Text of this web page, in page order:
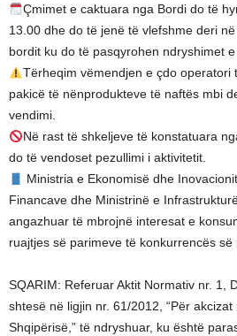
Çmimet e caktuara nga Bordi do të
13.00 dhe do të jenë të vlefshme deri
bordit ku do të pasqyrohen ndryshimet
Tërheqim vëmendjen e çdo operatori
pakicë të nënprodukteve të naftës mbi
vendimi.
Në rast të shkeljeve të konstatuara
do të vendoset pezullimi i aktivitetit.
Ministria e Ekonomisë dhe
Financave dhe Ministrinë e
angazhuar të mbrojnë interesat e
ruajtjes së parimeve të konkurrencës
SQARIM: Referuar Aktit Normativ nr. 1,
shtesë në ligjin nr. 61/2012, “Për
Shqipërisë,” të ndryshuar, ku është